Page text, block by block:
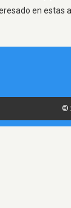
en estas
©